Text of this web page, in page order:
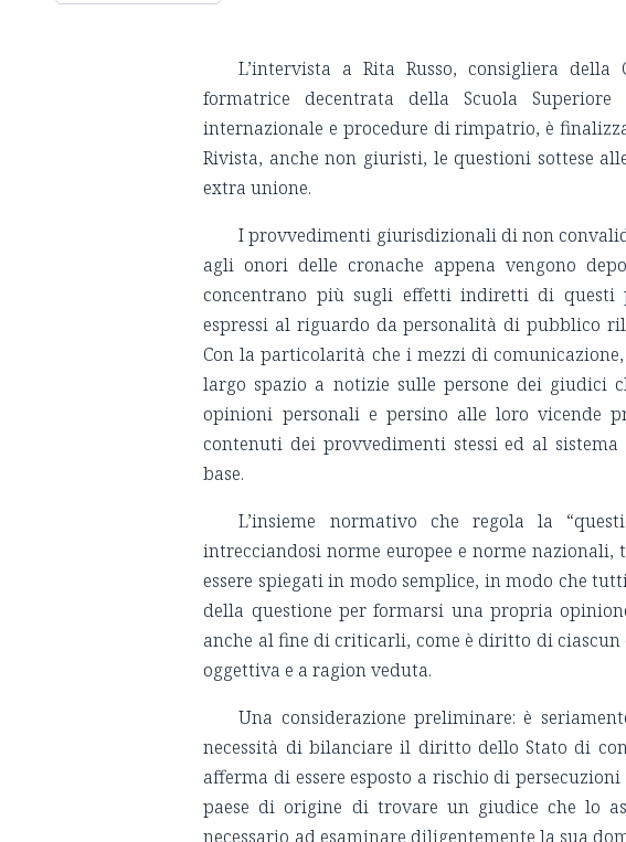
L’intervista a Rita Russo, consigliera della
formatrice decentrata della Scuola
internazionale e procedure di rimpatrio, è
Rivista, anche non giuristi, le questioni sottese
extra unione.
I provvedimenti giurisdizionali di non
agli onori delle cronache appena vengono
concentrano più sugli effetti indiretti di questi
espressi al riguardo da personalità di pubblico
Con la particolarità che i mezzi di
largo spazio a notizie sulle persone dei giudici
opinioni personali e persino alle loro vicende
contenuti dei provvedimenti stessi ed al
base.
L’insieme normativo che regola la
intrecciandosi norme europee e norme
essere spiegati in modo semplice, in modo che
della questione per formarsi una propria
anche al fine di criticarli, come è diritto di
oggettiva e a ragion veduta.
Una considerazione preliminare: è
necessità di bilanciare il diritto dello Stato di
afferma di essere esposto a rischio di
paese di origine di trovare un giudice che lo
necessario ad esaminare diligentemente la sua